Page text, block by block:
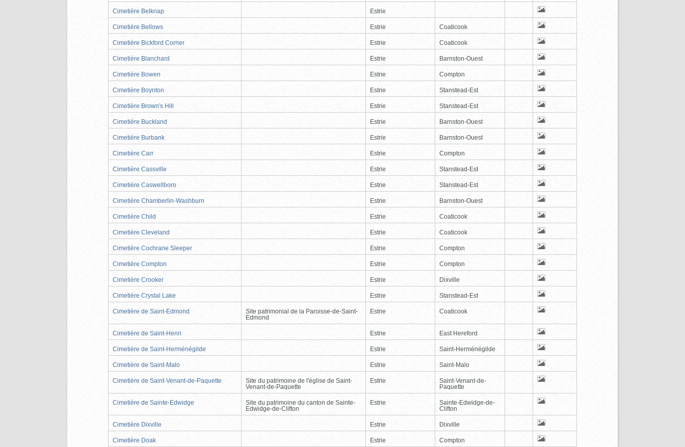
Cimetière Belknap Estrie
Cimetière Bellows Estrie Coaticook
Cimetière Bickford Corner Estrie Coaticook
Cimetière Blanchard Estrie Barnston-Ouest
Cimetière Bowen Estrie Compton
Cimetière Boynton Estrie Stanstead-Est
Cimetière Brown's Hill Estrie Stanstead-Est
Cimetière Buckland Estrie Barnston-Ouest
Cimetière Burbank Estrie Barnston-Ouest
Cimetière Carr Estrie Compton
Cimetière Cassville Estrie Stanstead-Est
Cimetière Caswellboro Estrie Stanstead-Est
Cimetière Chamberlin-Washburn Estrie Barnston-Ouest
Cimetière Child Estrie Coaticook
Cimetière Cleveland Estrie Coaticook
Cimetière Cochrane Sleeper Estrie Compton
Cimetière Compton Estrie Compton
Cimetière Crooker Estrie Dixville
Cimetière Crystal Lake Estrie Stanstead-Est
Cimetière de Saint-Edmond
Site patrimonial de la Paroisse-de-Saint-
Edmond
Estrie Coaticook
Cimetière de Saint-Henri Estrie East Hereford
Cimetière de Saint-Herménégilde Estrie Saint-Herménégilde
Cimetière de Saint-Malo Estrie Saint-Malo
Cimetière de Saint-Venant-de-Paquette
Site du patrimoine de l'église de Saint-
Venant-de-Paquette
Estrie
Saint-Venant-de-
Paquette
Cimetière de Sainte-Edwidge
Site du patrimoine du canton de Sainte-
Edwidge-de-Clifton
Estrie
Sainte-Edwidge-de-
Clifton
Cimetière Dixville Estrie Dixville
Cimetière Doak Estrie Compton